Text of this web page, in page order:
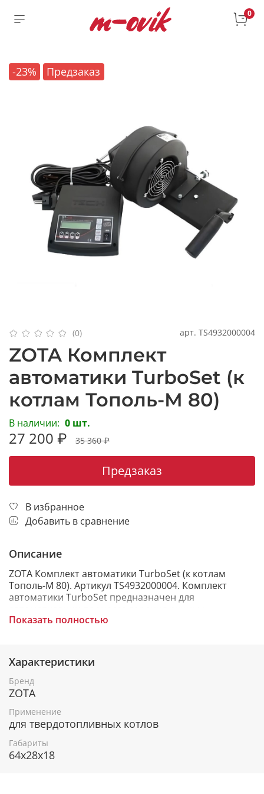
0
-23% Предзаказ
(0) арт. TS4932000004
ZOTA Комплект
автоматики TurboSet (к
котлам Тополь-М 80)
В наличии: 0 шт.
27 200 ₽ 35 360 ₽
Предзаказ
В избранное
Добавить в сравнение
Описание
ZOTA Комплект автоматики TurboSet (к котлам
Тополь-М 80). Артикул TS4932000004. Комплект
автоматики ТurboSet предназначен для
твердотопливных котлов и может устанавливаться
В КОМПЛЕКТ ВХОДИТ
1. Регулятор температуры ST-28 Sigma в комплекте.
2. Вентилятор наддува WPA-120 с воздушной
заслонкой.
3. Шнур для подключения вентилятора.
Показать полностью
Характеристики
Бренд
ZOTA
Применение
для твердотопливных котлов
Габариты
64x28x18